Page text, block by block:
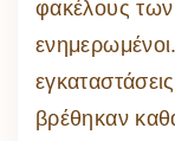
φακέλους των
βρέθηκαν